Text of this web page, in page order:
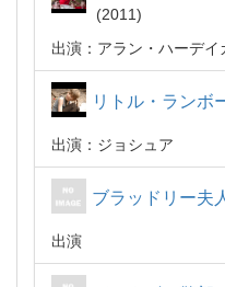
2011
出演：アラン・ハーデイ
リトル・ランボ
出演：ジョシュア
ブラッドリー夫
出演